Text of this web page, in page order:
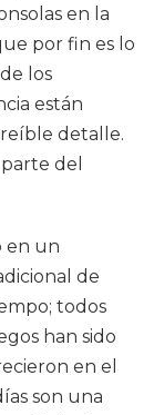
en la
por fin es lo
los
están
detalle.
del
en un
de
todos
han sido
en el
son una